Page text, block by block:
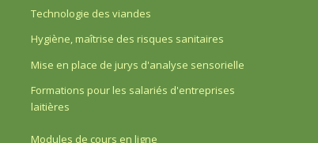
Technologie des viandes
Hygiène, maîtrise des risques sanitaires
Mise en place de jurys d'analyse sensorielle
Formations pour les salariés d'entreprises
laitières
Modules de cours en ligne